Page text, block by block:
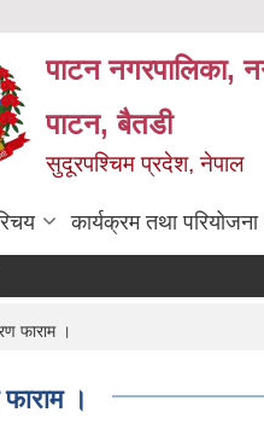
पाटन नगरपालिका,
पाटन, बैतडी
सुदूरपश्चिम प्रदेश, नेपाल
कार्यक्रम तथा परियोजना
फाराम ।
फाराम ।